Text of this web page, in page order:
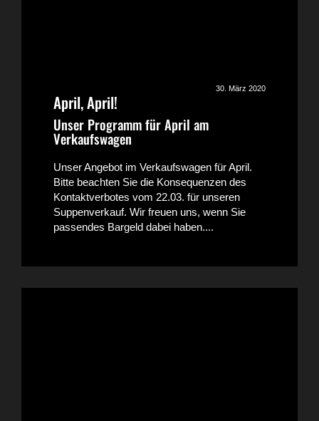
30. März 2020
April, April!
Unser Programm für April am
Verkaufswagen
Unser Angebot im Verkaufswagen für April.
Bitte beachten Sie die Konsequenzen des
Kontaktverbotes vom 22.03. für unseren
Suppenverkauf. Wir freuen uns, wenn Sie
passendes Bargeld dabei haben....